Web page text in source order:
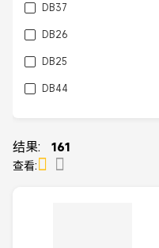
DB37
DB26
DB25
DB44
DB5W5
DB78
结果:
161
查看: